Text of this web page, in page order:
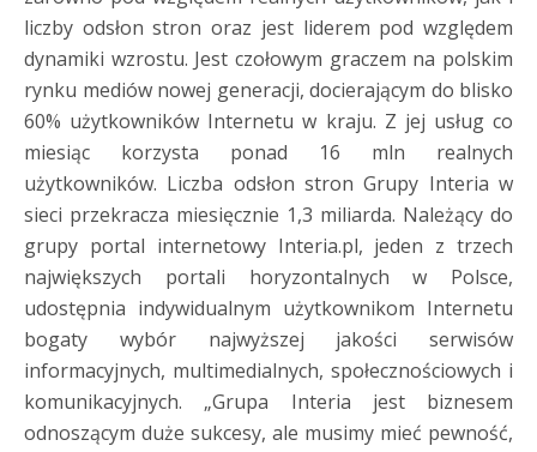
liczby odsłon stron oraz jest liderem pod względem
dynamiki wzrostu. Jest czołowym graczem na polskim
rynku mediów nowej generacji, docierającym do blisko
60% użytkowników Internetu w kraju. Z jej usług co
miesiąc korzysta ponad 16 mln realnych
użytkowników. Liczba odsłon stron Grupy Interia w
sieci przekracza miesięcznie 1,3 miliarda. Należący do
grupy portal internetowy Interia.pl, jeden z trzech
największych portali horyzontalnych w Polsce,
udostępnia indywidualnym użytkownikom Internetu
bogaty wybór najwyższej jakości serwisów
informacyjnych, multimedialnych, społecznościowych i
komunikacyjnych. „Grupa Interia jest biznesem
odnoszącym duże sukcesy, ale musimy mieć pewność,